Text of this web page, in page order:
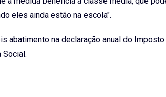
eles ainda estão na escola".
abatimento na declaração anual do
Social.